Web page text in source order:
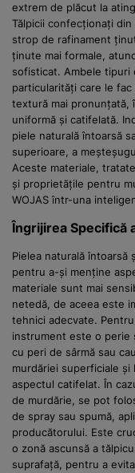
extrem de plăcut la
Tălpicii confecționați
strop de rafinament
ținute mai formale,
sofisticat. Ambele tipuri
particularități care le
textură mai pronunțată,
uniformă și catifelată.
piele naturală întoarsă
superioare, a
Aceste materiale,
și proprietățile pentru
WOJAS într-una
Îngrijirea Specifică
Pielea naturală întoarsă
pentru a-și menține
materiale sunt mai
netedă, de aceea este
tehnici adecvate.
instrument este o perie
cu peri de sârmă sau
murdăriei superficiale
aspectul catifelat. În
de murdărie, se pot
de spray sau spumă,
producătorului. Este
o zonă ascunsă a
suprafață, pentru a